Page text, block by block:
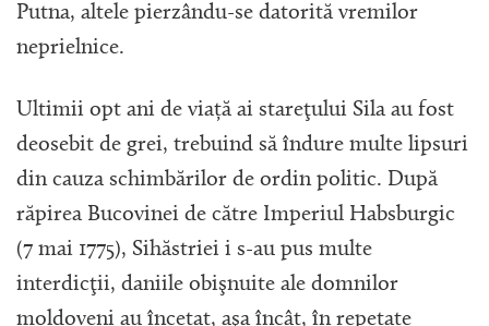
Putna, altele pierzându-se datorită vremilor
neprielnice.
Ultimii opt ani de viață ai stareţului Sila au fost
deosebit de grei, trebuind să îndure multe lipsuri
din cauza schimbărilor de ordin politic. După
răpirea Bucovinei de către Imperiul Habsburgic
(7 mai 1775), Sihăstriei i s-au pus multe
interdicţii, daniile obişnuite ale domnilor
moldoveni au încetat, aşa încât, în repetate